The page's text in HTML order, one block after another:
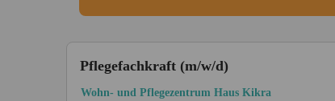
Pflegefachkraft (m/w/d)
Wohn- und Pflegezentrum Haus Kikra